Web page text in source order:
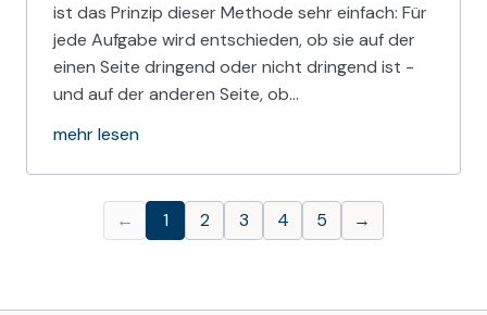
ist das Prinzip dieser Methode sehr einfach: Für
jede Aufgabe wird entschieden, ob sie auf der
einen Seite dringend oder nicht dringend ist -
und auf der anderen Seite, ob…
mehr lesen
← 1 2 3 4 5 →